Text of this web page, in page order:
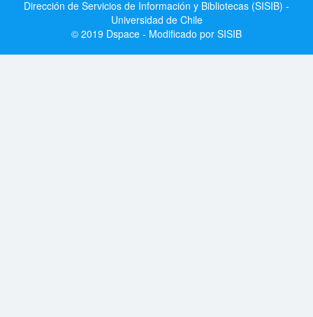
Dirección de Servicios de Información y Bibliotecas (SISIB) -
Universidad de Chile
© 2019 Dspace - Modificado por SISIB